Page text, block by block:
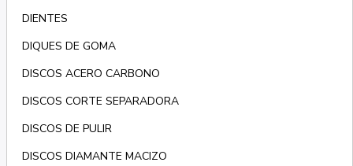
DIENTES
DIQUES DE GOMA
DISCOS ACERO CARBONO
DISCOS CORTE SEPARADORA
DISCOS DE PULIR
DISCOS DIAMANTE MACIZO